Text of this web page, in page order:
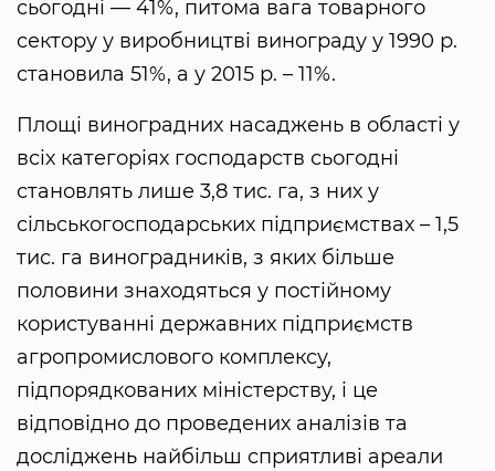
сьогодні — 41%, питома вага товарного
сектору у виробництві винограду у 1990 р.
становила 51%, а у 2015 р. – 11%.
Площі виноградних насаджень в області у
всіх категоріях господарств сьогодні
становлять лише 3,8 тис. га, з них у
сільськогосподарських підприємствах – 1,5
тис. га виноградників, з яких більше
половини знаходяться у постійному
користуванні державних підприємств
агропромислового комплексу,
підпорядкованих міністерству, і це
відповідно до проведених аналізів та
досліджень найбільш сприятливі ареали